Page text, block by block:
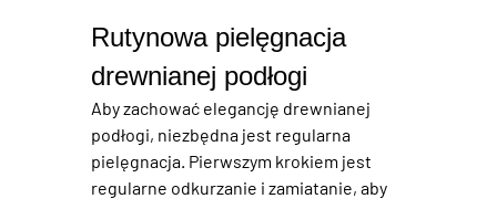
Rutynowa pielęgnacja
drewnianej podłogi
Aby zachować elegancję drewnianej
podłogi, niezbędna jest regularna
pielęgnacja. Pierwszym krokiem jest
regularne odkurzanie i zamiatanie, aby